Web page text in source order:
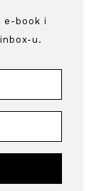
e-book i
u.